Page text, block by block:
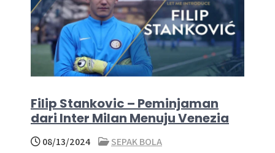
Filip Stankovic – Peminjaman
dari Inter Milan Menuju Venezia
08/13/2024
SEPAK BOLA